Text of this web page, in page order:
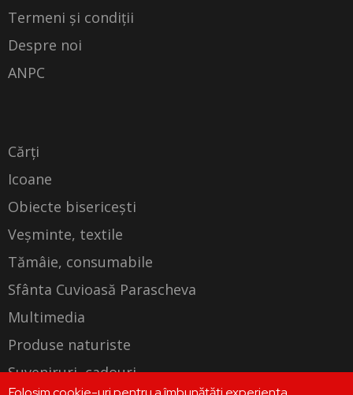
Termeni și condiții
Despre noi
ANPC
Cărți
Icoane
Obiecte bisericești
Veșminte, textile
Tămâie, consumabile
Sfânta Cuvioasă Parascheva
Multimedia
Produse naturiste
Suveniruri, cadouri